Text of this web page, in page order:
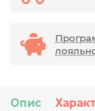
Опис